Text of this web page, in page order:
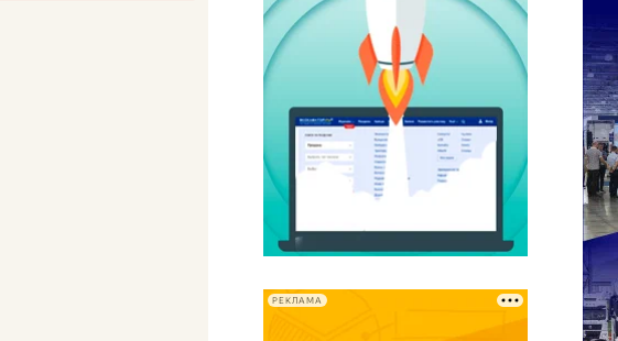
РЕКЛАМА